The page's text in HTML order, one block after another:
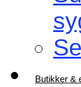
Butikker &